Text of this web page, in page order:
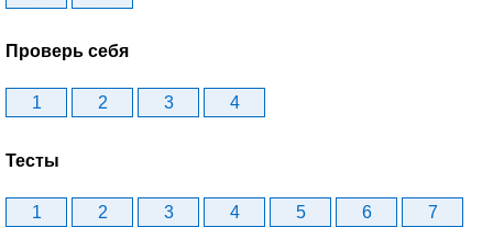
Проверь себя
1 2 3 4
Тесты
1 2 3 4 5 6 7